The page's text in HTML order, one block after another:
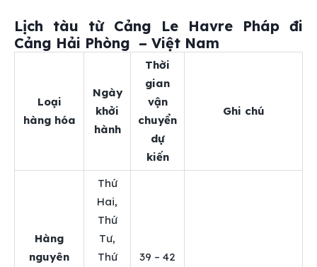
Lịch tàu từ Cảng Le Havre Pháp đi
Cảng Hải Phòng – Việt Nam
Loại
hàng hóa
Ngày
khởi
hành
Thời
gian
vận
chuyển
dự
kiến
Ghi chú
Hàng
nguyên
Thứ
Hai,
Thứ
Tư,
Thứ
39 – 42